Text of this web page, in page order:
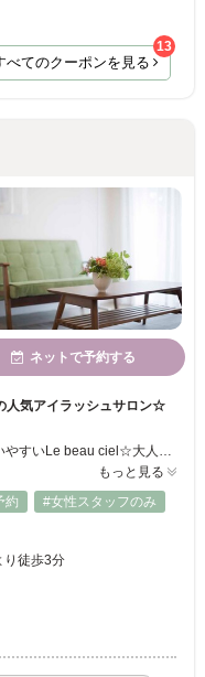
べてのクーポンを見る
13
ネットで予約する
人気アイラッシュサロン☆
自由が丘駅から徒歩3分♪アクセス抜群で通いやすいLe beau ciel☆大人女性に大人気のまつげエクステ・まつげパーマのサロンです♪洗練された清潔感溢れる空間とゆったりしたベットで、ゆっくりと寛いでお過ごしいただけます！丁寧にカウンセリングを行い、お客様のお好みをしっかりお伺いするので理想の仕上がりに♪まつげエクステやまつげパーマが初めてのお客様もどうぞお気軽にお越しください！！
もっと見る
約
#女性スタッフのみ
徒歩3分